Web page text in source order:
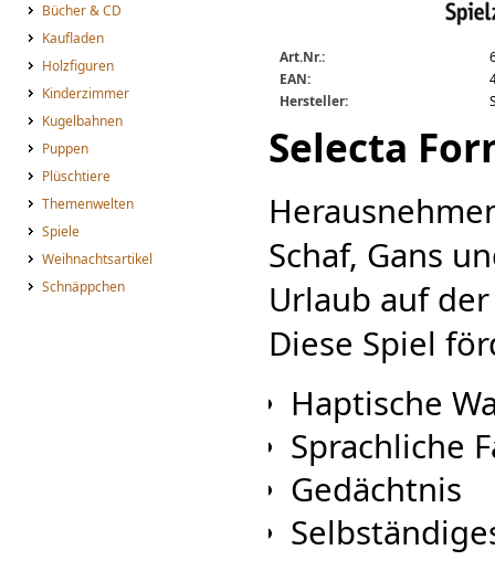
Bücher & CD
Kaufladen
Holzfiguren
Kinderzimmer
Kugelbahnen
Puppen
Plüschtiere
Themenwelten
Spiele
Weihnachtsartikel
Schnäppchen
Art.Nr.:
EAN:
Hersteller:
Selecta
Schaf, Gans
Urlaub auf
Diese Spiel
Haptische
Sprachliche
Gedächtnis